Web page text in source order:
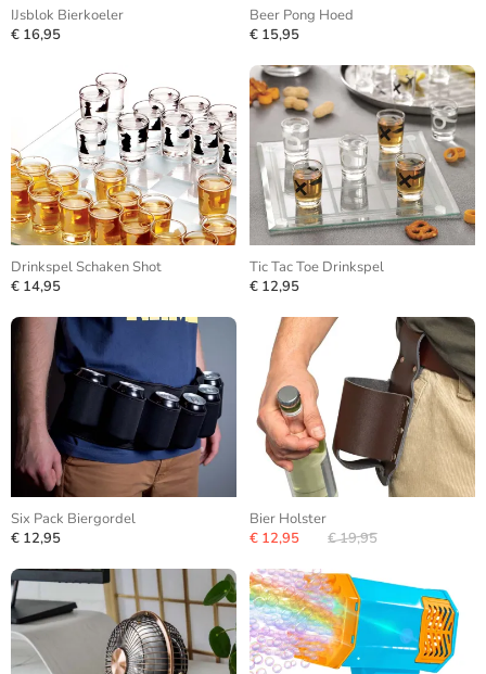
IJsblok Bierkoeler
€ 16,95
Beer Pong Hoed
€ 15,95
Drinkspel Schaken Shot
€ 14,95
Tic Tac Toe Drinkspel
€ 12,95
Six Pack Biergordel
€ 12,95
Bier Holster
€ 12,95
€ 19,95